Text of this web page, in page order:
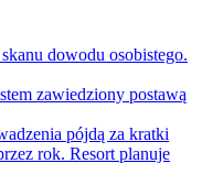
dowodu osobistego.
zawiedziony postawą
pójdą za kratki
rok. Resort planuje